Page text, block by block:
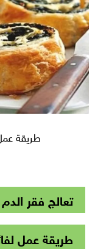
طريقة
تعالج فقر الدم
طريقة عمل